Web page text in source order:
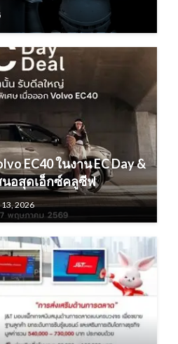
EC40 ในงาน EC Day &
นอสุดเอ็กซ์คลูซีฟ
2026